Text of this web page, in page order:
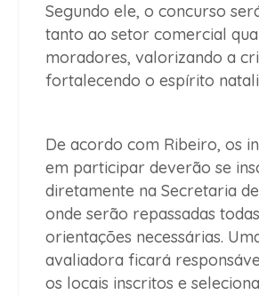
Segundo ele, o concurso
tanto ao setor comercial
moradores, valorizando a
fortalecendo o espírito
De acordo com Ribeiro, os
em participar deverão se
diretamente na Secretaria
onde serão repassadas
orientações necessárias.
avaliadora ficará
os locais inscritos e